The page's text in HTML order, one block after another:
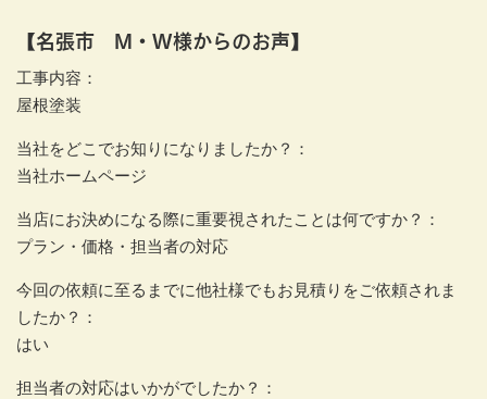
【名張市 M・W様からのお声】
工事内容：
屋根塗装
当社をどこでお知りになりましたか？：
当社ホームページ
当店にお決めになる際に重要視されたことは何ですか？：
プラン・価格・担当者の対応
今回の依頼に至るまでに他社様でもお見積りをご依頼されま
したか？：
はい
担当者の対応はいかがでしたか？：